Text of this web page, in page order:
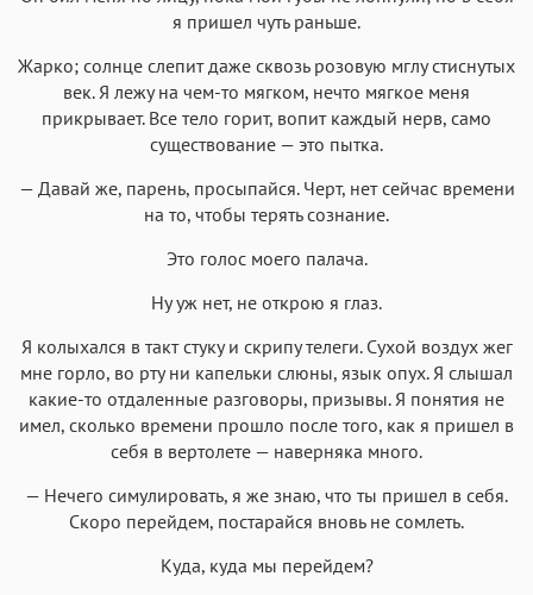
я пришел чуть раньше.
Жарко; солнце слепит даже сквозь розовую мглу стиснутых
век. Я лежу на чем-то мягком, нечто мягкое меня
прикрывает. Все тело горит, вопит каждый нерв, само
существование — это пытка.
— Давай же, парень, просыпайся. Черт, нет сейчас времени
на то, чтобы терять сознание.
Это голос моего палача.
Ну уж нет, не открою я глаз.
Я колыхался в такт стуку и скрипу телеги. Сухой воздух жег
мне горло, во рту ни капельки слюны, язык опух. Я слышал
какие-то отдаленные разговоры, призывы. Я понятия не
имел, сколько времени прошло после того, как я пришел в
себя в вертолете — наверняка много.
— Нечего симулировать, я же знаю, что ты пришел в себя.
Скоро перейдем, постарайся вновь не сомлеть.
Куда, куда мы перейдем?